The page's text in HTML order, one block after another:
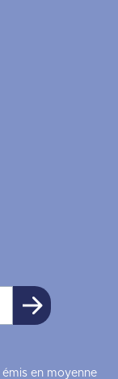
en moyenne